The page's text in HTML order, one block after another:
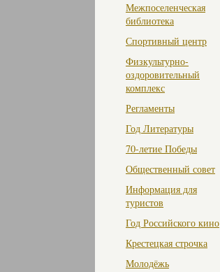
Межпоселенческая
библиотека
Спортивный центр
Физкультурно-
оздоровительный
комплекс
Регламенты
Год Литературы
70-летие Победы
Общественный совет
Информация для
туристов
Год Российского кино
Крестецкая строчка
Молодёжь